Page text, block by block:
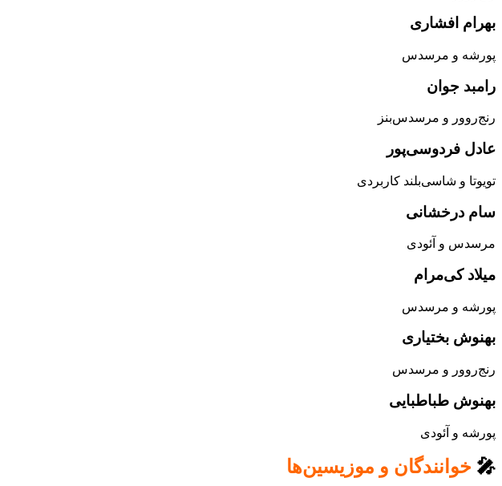
بهرام افشاری
پورشه و مرسدس
رامبد جوان
رنج‌روور و مرسدس‌بنز
عادل فردوسی‌پور
تویوتا و شاسی‌بلند کاربردی
سام درخشانی
مرسدس و آئودی
میلاد کی‌مرام
پورشه و مرسدس
بهنوش بختیاری
رنج‌روور و مرسدس
بهنوش طباطبایی
پورشه و آئودی
🎤 خوانندگان و موزیسین‌ها